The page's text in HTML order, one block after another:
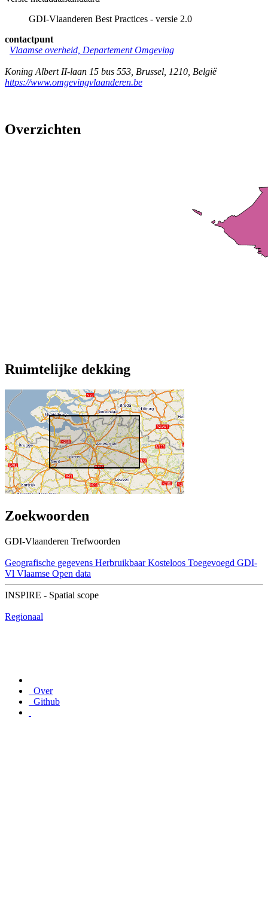
GDI-Vlaanderen Best Practices - versie 2.0
contactpunt
Vlaamse overheid, Departement Omgeving
Koning Albert II-laan 15 bus 553 Brussel 1210 België
https://www.omgevingvlaanderen.be
Overzichten
Ruimtelijke dekking
Zoekwoorden
GDI-Vlaanderen Trefwoorden
Geografische gegevens Herbruikbaar Kosteloos Toegevoegd GDI-
Vl Vlaamse Open data
INSPIRE - Spatial scope
Regionaal
Over
Github